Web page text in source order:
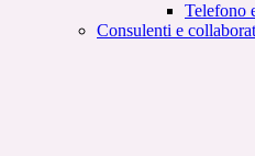
Telefono
Consulenti e